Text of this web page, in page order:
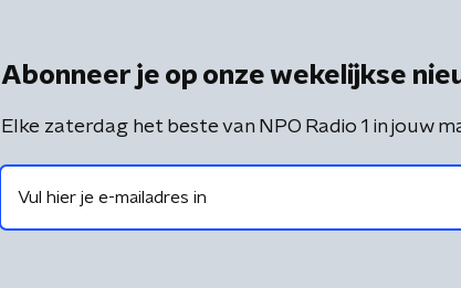
Abonneer je op onze wekelijkse
Elke zaterdag het beste van NPO Radio 1 in jouw